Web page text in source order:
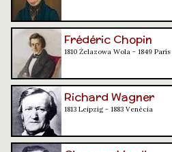
Frédéric Chopin
1810 Żelazowa Wola - 1849 París
Richard Wagner
1813 Leipzig - 1883 Venècia